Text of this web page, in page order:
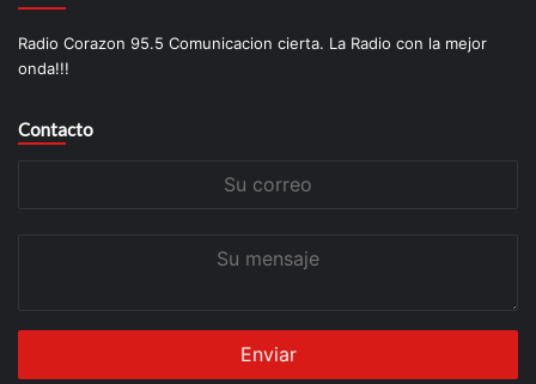
Radio Corazon 95.5 Comunicacion cierta. La Radio con la mejor
onda!!!
Contacto